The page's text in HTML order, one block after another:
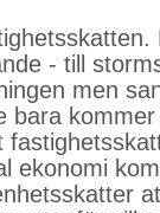
- till
men
bara
ekonomi